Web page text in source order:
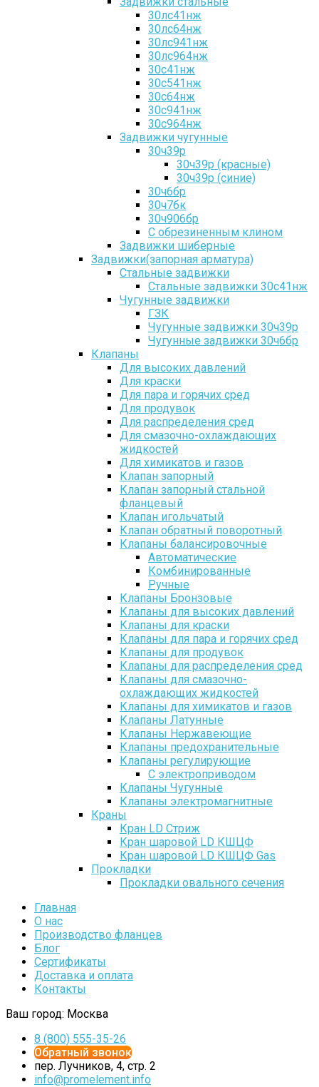
30лс41нж
30лс64нж
30лс941нж
30лс964нж
30с41нж
30с541нж
30с64нж
30с941нж
30с964нж
Задвижки чугунные
30ч39р
30ч39р (красные)
30ч39р (синие)
30ч6бр
30ч7бк
30ч906бр
С обрезиненным клином
Задвижки шиберные
Задвижки(запорная арматура)
Стальные задвижки
Стальные задвижки 30с41нж
Чугунные задвижки
ГЗК
Чугунные задвижки 30ч39р
Чугунные задвижки 30ч6бр
Клапаны
Для высоких давлений
Для краски
Для пара и горячих сред
Для продувок
Для распределения сред
Для смазочно-охлаждающих
жидкостей
Для химикатов и газов
Клапан запорный
Клапан запорный стальной
фланцевый
Клапан игольчатый
Клапан обратный поворотный
Клапаны балансировочные
Автоматические
Комбинированные
Ручные
Клапаны Бронзовые
Клапаны для высоких давлений
Клапаны для краски
Клапаны для пара и горячих сред
Клапаны для продувок
Клапаны для распределения сред
Клапаны для смазочно-
охлаждающих жидкостей
Клапаны для химикатов и газов
Клапаны Латунные
Клапаны Нержавеющие
Клапаны предохранительные
Клапаны регулирующие
С электроприводом
Клапаны Чугунные
Клапаны электромагнитные
Краны
Кран LD Стриж
Кран шаровой LD КШЦФ
Кран шаровой LD КШЦФ Gas
Прокладки
Прокладки овального сечения
Главная
О нас
Производство фланцев
Блог
Сертификаты
Доставка и оплата
Контакты
Ваш город: Москва
8 (800) 555-35-26
Обратный звонок
пер. Лучников, 4, стр. 2
info@promelement.info